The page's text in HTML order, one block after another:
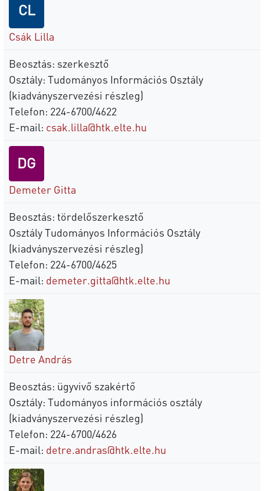
CL
Csák Lilla
Beosztás: szerkesztő
Osztály: Tudományos Információs Osztály
(kiadványszervezési részleg)
Telefon: 224-6700/4622
E-mail: csak.lilla@htk.elte.hu
DG
Demeter Gitta
Beosztás: tördelőszerkesztő
Osztály Tudományos Információs Osztály
(kiadványszervezési részleg)
Telefon: 224-6700/4625
E-mail: demeter.gitta@htk.elte.hu
Detre András
Beosztás: ügyvivő szakértő
Osztály: Tudományos információs osztály
(kiadványszervezési részleg)
Telefon: 224-6700/4626
E-mail: detre.andras@htk.elte.hu